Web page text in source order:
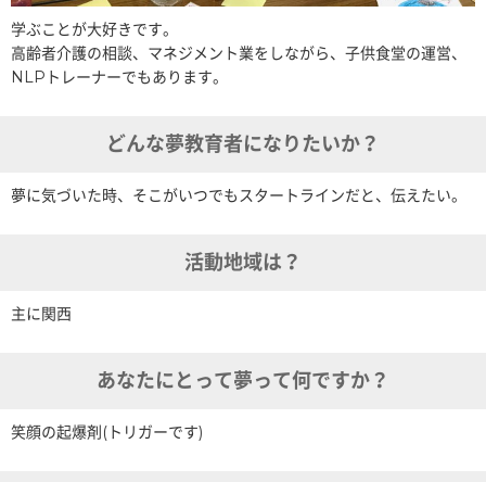
学ぶことが大好きです。
高齢者介護の相談、マネジメント業をしながら、子供食堂の運営、
NLPトレーナーでもあります。
どんな夢教育者になりたいか？
夢に気づいた時、そこがいつでもスタートラインだと、伝えたい。
活動地域は？
主に関西
あなたにとって夢って何ですか？
笑顔の起爆剤(トリガーです)